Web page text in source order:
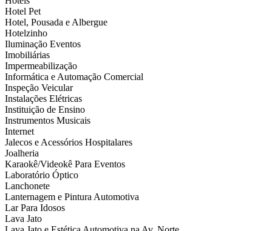
Hotel Pet
Hotel, Pousada e Albergue
Hotelzinho
Iluminação Eventos
Imobiliárias
Impermeabilização
Informática e Automação Comercial
Inspeção Veicular
Instalações Elétricas
Instituição de Ensino
Instrumentos Musicais
Internet
Jalecos e Acessórios Hospitalares
Joalheria
Karaokê/Videokê Para Eventos
Laboratório Óptico
Lanchonete
Lanternagem e Pintura Automotiva
Lar Para Idosos
Lava Jato